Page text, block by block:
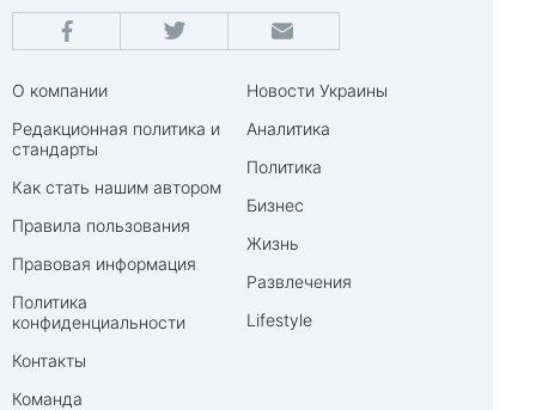
О компании
Редакционная политика и
стандарты
Как стать нашим автором
Правила пользования
Правовая информация
Политика
конфиденциальности
Контакты
Команда
Новости Украины
Аналитика
Политика
Бизнес
Жизнь
Развлечения
Lifestyle